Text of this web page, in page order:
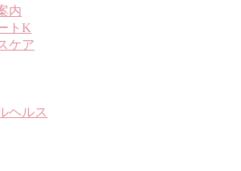
内
トK
ケア
ヘルス